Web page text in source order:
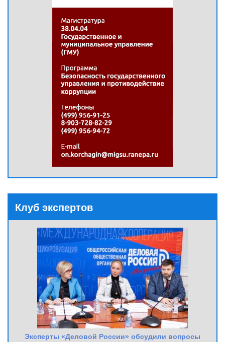
Клуб экспертов
Эксперты «Деловой России» обсудили вопросы